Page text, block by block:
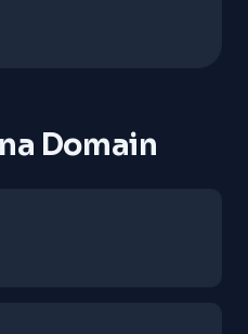
Domain